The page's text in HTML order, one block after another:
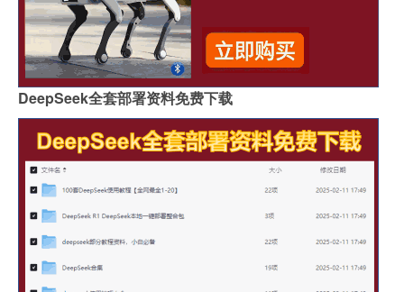
DeepSeek全套部署资料免费下载